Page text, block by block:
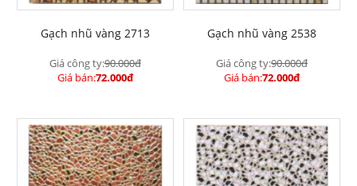
Gạch nhũ vàng 2713
Giá công ty:90.000đ
Giá bán:72.000đ
Gạch nhũ vàng 2538
Giá công ty:90.000đ
Giá bán:72.000đ